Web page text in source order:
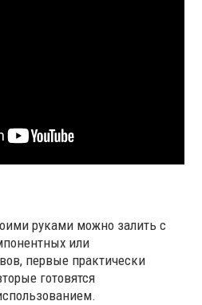
руками можно залить с
или
первые практически
готовятся